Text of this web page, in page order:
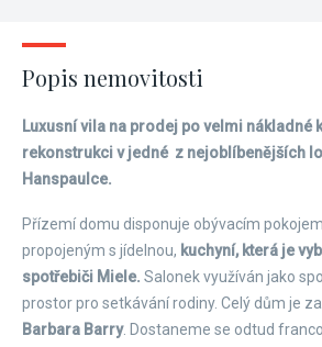
Popis nemovitosti
Luxusní vila na prodej po velmi nákladné
rekonstrukci v jedné z nejoblíbenějších
Hanspaulce.
Přízemí domu disponuje obývacím
propojeným s jídelnou, kuchyní, která je
spotřebiči Miele. Salonek využíván jako
prostor pro setkávání rodiny. Celý dům je
Barbara Barry. Dostaneme se odtud